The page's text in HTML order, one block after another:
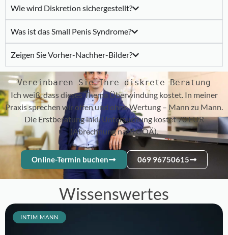
Wie wird Diskretion sichergestellt?
Was ist das Small Penis Syndrome?
Zeigen Sie Vorher-Nachher-Bilder?
Vereinbaren Sie Ihre diskrete Beratung
Ich weiß, dass dieses Thema Überwindung kostet. In meiner
Praxis sprechen wir offen und ohne Wertung – Mann zu Mann.
Die Erstberatung inkl. Untersuchung kostet 70 EUR
(Abrechnung nach GOÄ).
Online-Termin buchen 069 96750615
Wissenswertes
INTIM MANN